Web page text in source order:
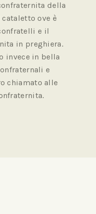
della
ove è
e il
in preghiera.
invece in bella
e
chiamato alle